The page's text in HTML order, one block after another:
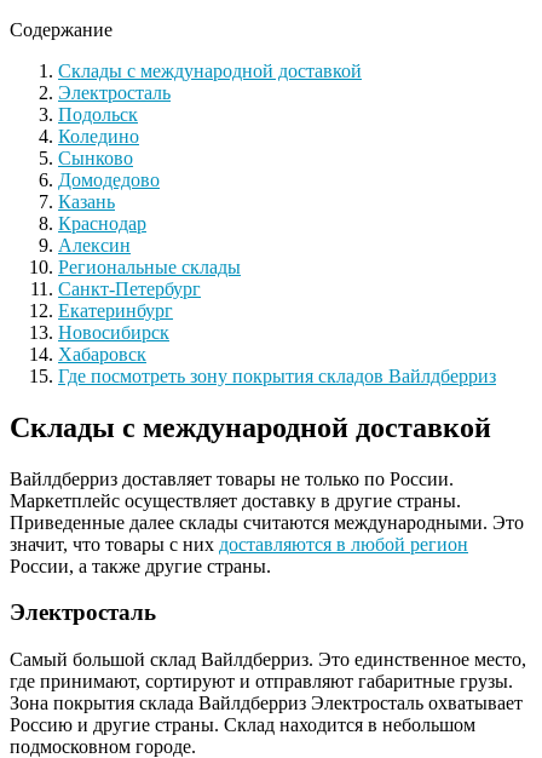
Содержание
Склады с международной доставкой
Электросталь
Подольск
Коледино
Сынково
Домодедово
Казань
Краснодар
Алексин
Региональные склады
Санкт-Петербург
Екатеринбург
Новосибирск
Хабаровск
Где посмотреть зону покрытия складов Вайлдберриз
Склады с международной доставкой
Вайлдберриз доставляет товары не только по России.
Маркетплейс осуществляет доставку в другие страны.
Приведенные далее склады считаются международными. Это
значит, что товары с них доставляются в любой регион
России, а также другие страны.
Электросталь
Самый большой склад Вайлдберриз. Это единственное место,
где принимают, сортируют и отправляют габаритные грузы.
Зона покрытия склада Вайлдберриз Электросталь охватывает
Россию и другие страны. Склад находится в небольшом
подмосковном городе.